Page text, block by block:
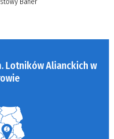
Lotników Alianckich w